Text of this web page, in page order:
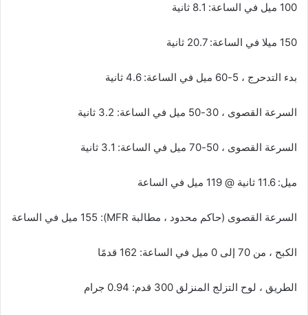
100 ميل في الساعة: 8.1 ثانية
150 ميلا في الساعة: 20.7 ثانية
بدء التدحرج ، 5-60 ميل في الساعة: 4.6 ثانية
السرعة القصوى ، 30-50 ميل في الساعة: 3.2 ثانية
السرعة القصوى ، 50-70 ميل في الساعة: 3.1 ثانية
ميل: 11.6 ثانية @ 119 ميل في الساعة
السرعة القصوى (حاكم محدود ، مطالبة MFR): 155 ميل في الساعة
الكبح ، من 70 إلى 0 ميل في الساعة: 162 قدمًا
الطريق ، لوح التزلج المنزلق 300 قدم: 0.94 جرام